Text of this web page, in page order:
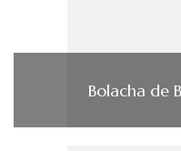
Bolacha de